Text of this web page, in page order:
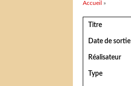
Vous êtes ici
Accueil »
Titre
Date de sortie
Réalisateur
Type